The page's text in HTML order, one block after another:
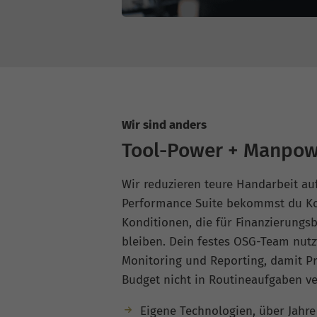
Wir sind anders
Tool-Power +
Wir reduzieren teure Handarbeit
Performance Suite bekommst du
Konditionen, die für
bleiben. Dein festes OSG-Team
Monitoring und Reporting, damit
Budget nicht in Routineaufgaben
Eigene Technologien, über